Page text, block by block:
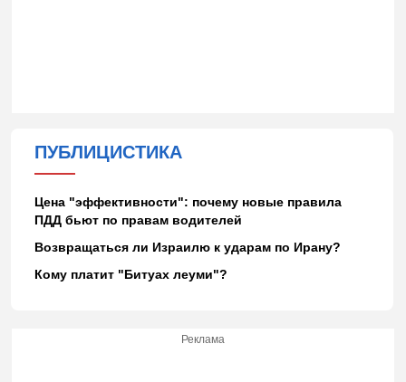
ПУБЛИЦИСТИКА
Цена "эффективности": почему новые правила
ПДД бьют по правам водителей
Возвращаться ли Израилю к ударам по Ирану?
Кому платит "Битуах леуми"?
Реклама